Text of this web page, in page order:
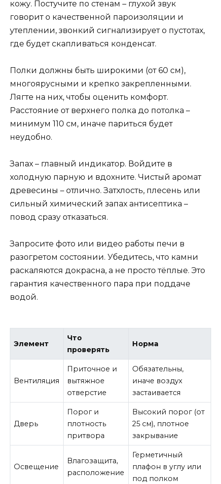
кожу. Постучите по стенам – глухой звук
говорит о качественной пароизоляции и
утеплении, звонкий сигнализирует о пустотах,
где будет скапливаться конденсат.
Полки должны быть широкими (от 60 см),
многоярусными и крепко закрепленными.
Лягте на них, чтобы оценить комфорт.
Расстояние от верхнего полка до потолка –
минимум 110 см, иначе париться будет
неудобно.
Запах – главный индикатор. Войдите в
холодную парную и вдохните. Чистый аромат
древесины – отлично. Затхлость, плесень или
сильный химический запах антисептика –
повод сразу отказаться.
Запросите фото или видео работы печи в
разогретом состоянии. Убедитесь, что камни
раскаляются докрасна, а не просто тёплые. Это
гарантия качественного пара при поддаче
водой.
Элемент
Что
проверять
Норма
Вентиляция
Приточное и
вытяжное
отверстие
Обязательны,
иначе воздух
застаивается
Дверь
Порог и
плотность
притвора
Высокий порог (от
25 см), плотное
закрывание
Освещение
Влагозащита,
расположение
Герметичный
плафон в углу или
под полком